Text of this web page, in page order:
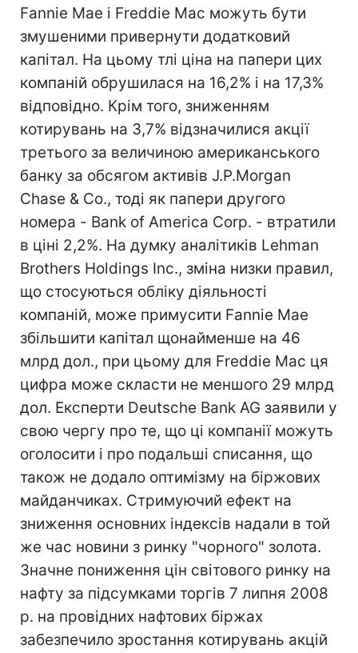
Fannie Mae і Freddie Mac можуть бути
змушеними привернути додатковий
капітал. На цьому тлі ціна на папери цих
компаній обрушилася на 16,2% і на 17,3%
відповідно. Крім того, зниженням
котирувань на 3,7% відзначилися акції
третього за величиною американського
банку за обсягом активів J.P.Morgan
Chase & Co., тоді як папери другого
номера - Bank of America Corp. - втратили
в ціні 2,2%. На думку аналітиків Lehman
Brothers Holdings Inc., зміна низки правил,
що стосуються обліку діяльності
компаній, може примусити Fannie Mae
збільшити капітал щонайменше на 46
млрд дол., при цьому для Freddie Mac ця
цифра може скласти не меншого 29 млрд
дол. Експерти Deutsche Bank AG заявили у
свою чергу про те, що ці компанії можуть
оголосити і про подальші списання, що
також не додало оптимізму на біржових
майданчиках. Стримуючий ефект на
зниження основних індексів надали в той
же час новини з ринку "чорного" золота.
Значне пониження цін світового ринку на
нафту за підсумками торгів 7 липня 2008
р. на провідних нафтових біржах
забезпечило зростання котирувань акцій